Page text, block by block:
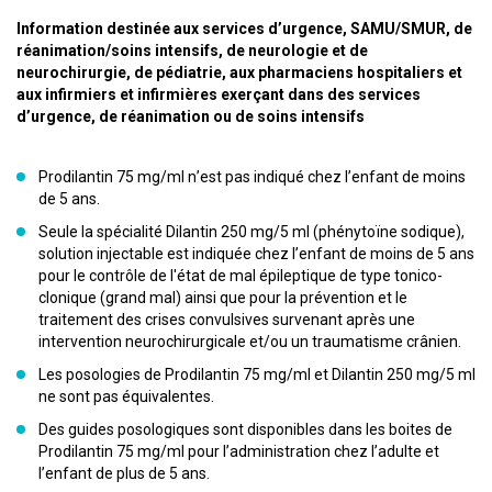
Information destinée aux services d’urgence, SAMU/SMUR, de
réanimation/soins intensifs, de neurologie et de
neurochirurgie, de pédiatrie, aux pharmaciens hospitaliers et
aux infirmiers et infirmières exerçant dans des services
d’urgence, de réanimation ou de soins intensifs
Prodilantin 75 mg/ml n’est pas indiqué chez l’enfant de moins
de 5 ans.
Seule la spécialité Dilantin 250 mg/5 ml (phénytoïne sodique),
solution injectable est indiquée chez l’enfant de moins de 5 ans
pour le contrôle de l'état de mal épileptique de type tonico-
clonique (grand mal) ainsi que pour la prévention et le
traitement des crises convulsives survenant après une
intervention neurochirurgicale et/ou un traumatisme crânien.
Les posologies de Prodilantin 75 mg/ml et Dilantin 250 mg/5 ml
ne sont pas équivalentes.
Des guides posologiques sont disponibles dans les boites de
Prodilantin 75 mg/ml pour l’administration chez l’adulte et
l’enfant de plus de 5 ans.